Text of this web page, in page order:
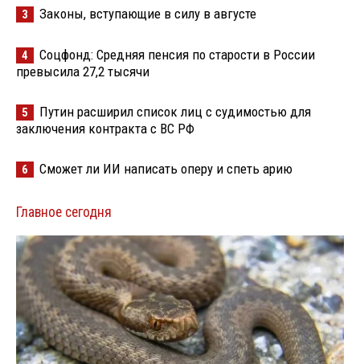
3 Законы, вступающие в силу в августе
4
Соцфонд: Средняя пенсия по старости в России
превысила 27,2 тысячи
5
Путин расширил список лиц с судимостью для
заключения контракта с ВС РФ
6 Сможет ли ИИ написать оперу и спеть арию
Главное сегодня